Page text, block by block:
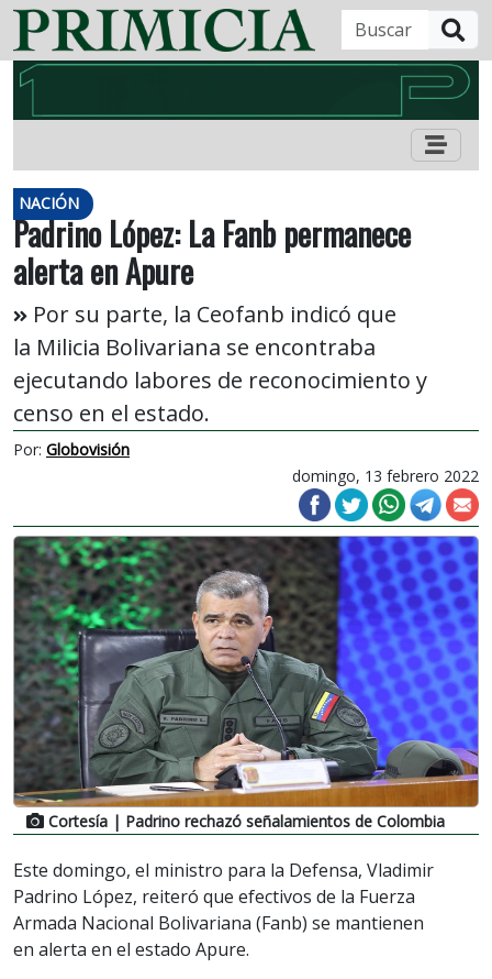
NACIÓN
Padrino López: La Fanb permanece
alerta en Apure
Por su parte, la Ceofanb indicó que
la Milicia Bolivariana se encontraba
ejecutando labores de reconocimiento y
censo en el estado.
Por: Globovisión
domingo, 13 febrero 2022
Cortesía | Padrino rechazó señalamientos de Colombia
Este domingo, el ministro para la Defensa, Vladimir
Padrino López, reiteró que efectivos de la Fuerza
Armada Nacional Bolivariana (Fanb) se mantienen
en alerta en el estado Apure.